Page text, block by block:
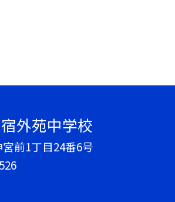
外苑中学校
前1丁目24番6号